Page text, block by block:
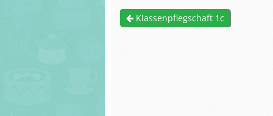
Unser Haus
Arbeiten der
und
Klassenpflegschaft 1c